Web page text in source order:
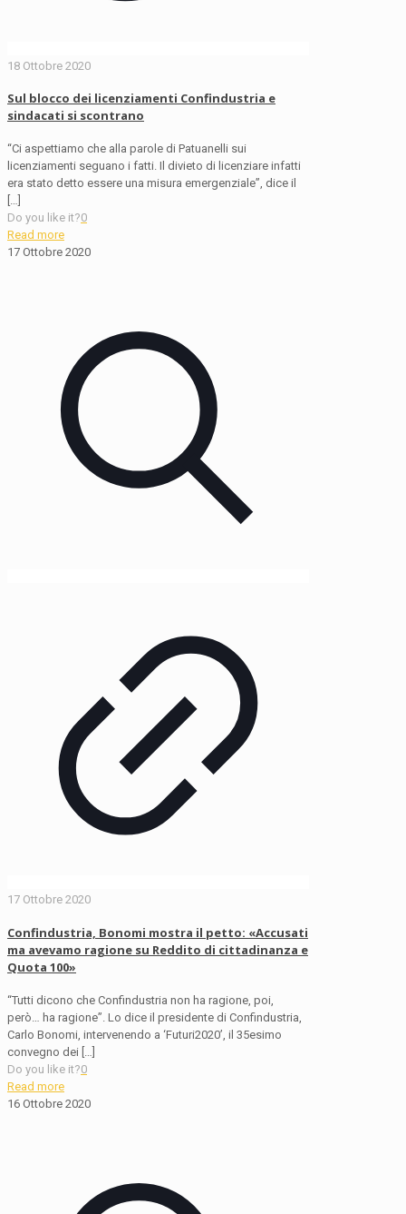
18 Ottobre 2020
Sul blocco dei licenziamenti Confindustria e
sindacati si scontrano
“Ci aspettiamo che alla parole di Patuanelli sui
licenziamenti seguano i fatti. Il divieto di licenziare infatti
era stato detto essere una misura emergenziale”, dice il
[…]
Do you like it?0
Read more
17 Ottobre 2020
17 Ottobre 2020
Confindustria, Bonomi mostra il petto: «Accusati
ma avevamo ragione su Reddito di cittadinanza e
Quota 100»
“Tutti dicono che Confindustria non ha ragione, poi,
però… ha ragione”. Lo dice il presidente di Confindustria,
Carlo Bonomi, intervenendo a ‘Futuri2020’, il 35esimo
convegno dei
Do you like it?0
Read more
16 Ottobre 2020